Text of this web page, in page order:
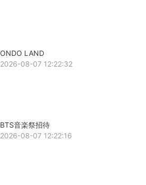
ONDO LAND
2026-08-07 12:22:32
BTS音楽祭招待
2026-08-07 12:22:16